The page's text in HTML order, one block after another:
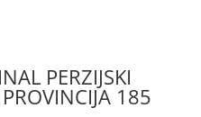
PERZIJSKI
185